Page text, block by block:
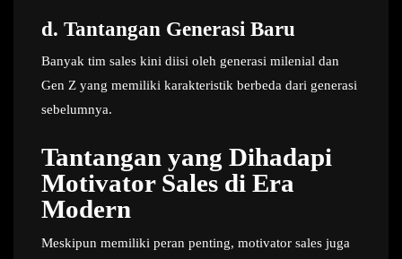
d. Tantangan Generasi Baru
Banyak tim sales kini diisi oleh generasi milenial dan
Gen Z yang memiliki karakteristik berbeda dari generasi
sebelumnya.
Tantangan yang Dihadapi
Motivator Sales di Era
Modern
Meskipun memiliki peran penting, motivator sales juga